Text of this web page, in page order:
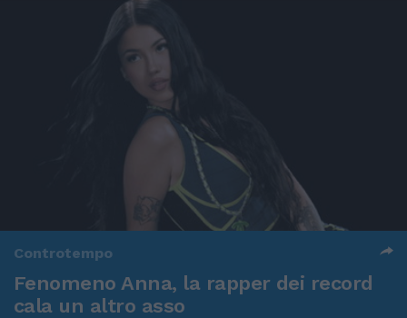
Controtempo
Fenomeno Anna, la rapper dei record
cala un altro asso